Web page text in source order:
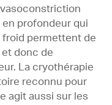
profondeur qui
permettent de
donc de
La cryothérapie
reconnu pour
agit aussi sur les